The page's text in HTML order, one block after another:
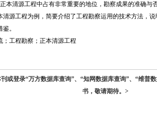
本清源工程中占有非常重要的地位，勘察成果的准确与
清源工程为例，简要介绍了工程勘察运用的技术方法，
。
；工程勘察；正本清源工程
或登录“万方数据库查询”、“知网数据库查询”、“维普
书，敬请期待。>